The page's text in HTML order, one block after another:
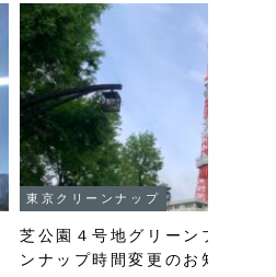
東京クリーンナップ
芝公園４号地グリーンプロジ
ンナップ時間変更のお知らせ